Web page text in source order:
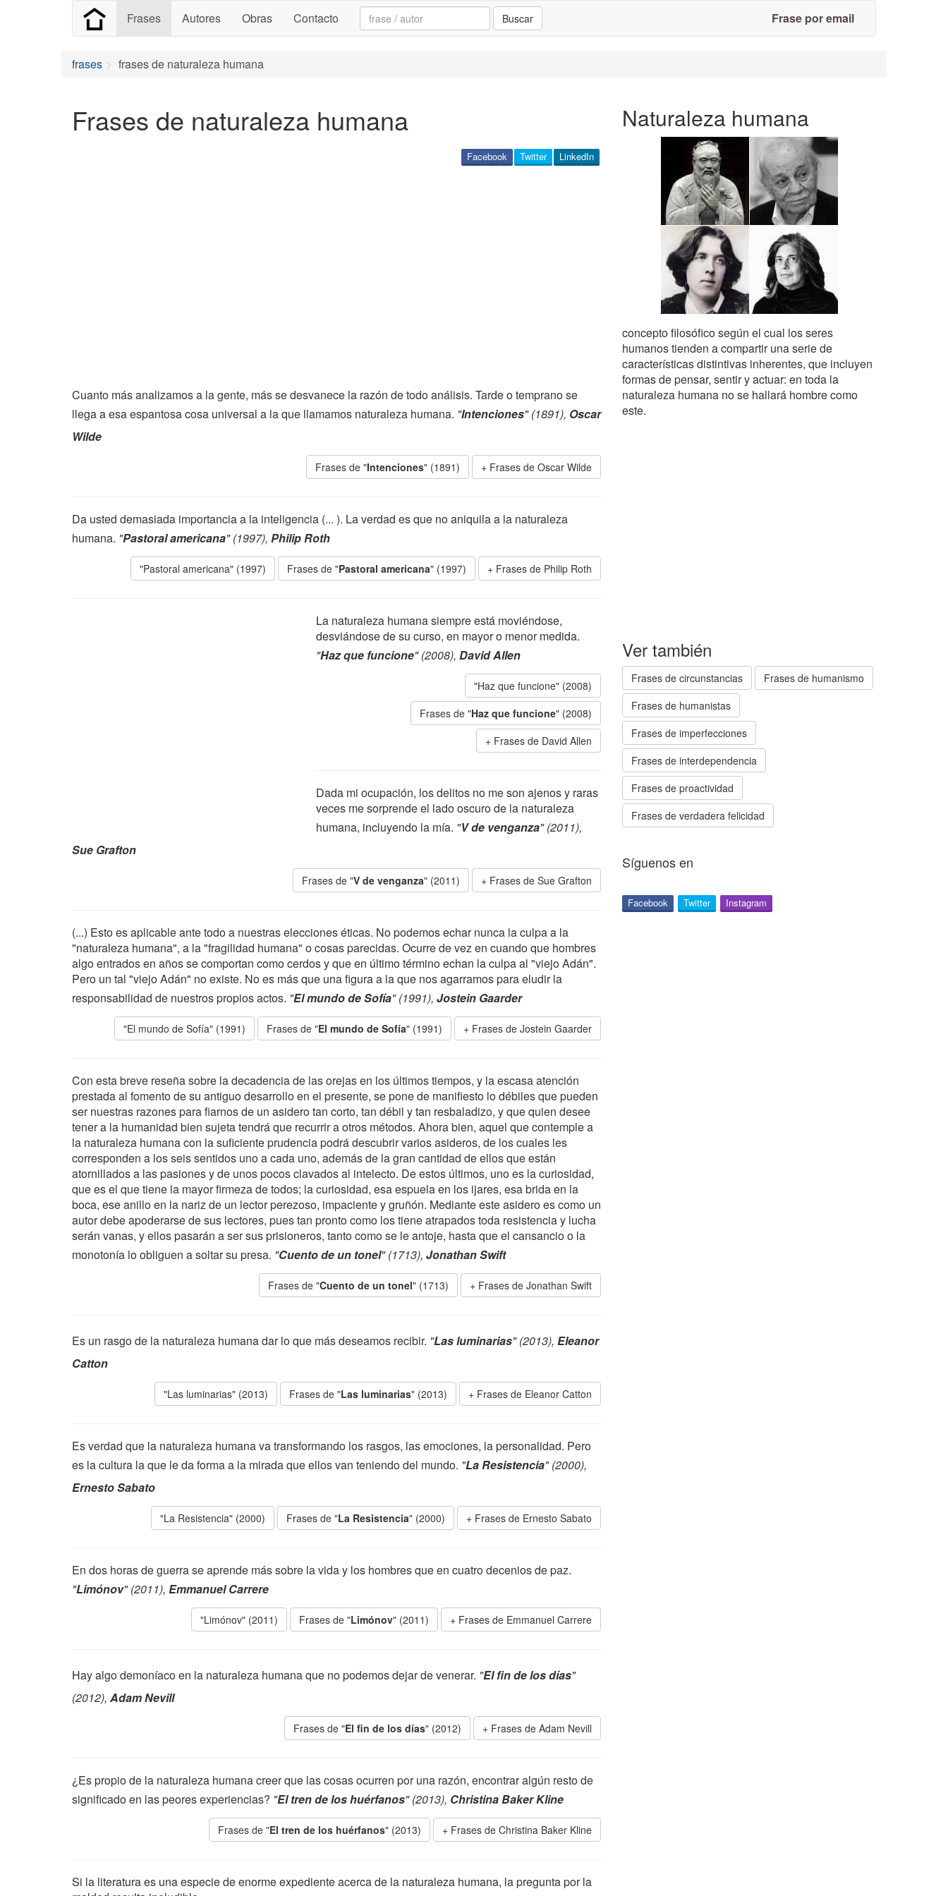
Frases Autores Obras Contacto Search: Buscar Frase por email
frases frases de naturaleza humana
Frases de naturaleza humana
LinkedIn
Twitter
Facebook
Cuanto más analizamos a la gente, más se desvanece la razón de todo análisis. Tarde o temprano se
llega a esa espantosa cosa universal a la que llamamos naturaleza humana. "Intenciones" (1891), Oscar
Wilde
Frases de "Intenciones" (1891) Frases de Oscar Wilde
Da usted demasiada importancia a la inteligencia (... ). La verdad es que no aniquila a la naturaleza
humana. "Pastoral americana" (1997), Philip Roth
"Pastoral americana" (1997) Frases de "Pastoral americana" (1997) Frases de Philip Roth
La naturaleza humana siempre está moviéndose,
desviándose de su curso, en mayor o menor medida.
"Haz que funcione" (2008), David Allen
"Haz que funcione" (2008)
Frases de "Haz que funcione" (2008)
Frases de David Allen
Dada mi ocupación, los delitos no me son ajenos y raras
veces me sorprende el lado oscuro de la naturaleza
humana, incluyendo la mía. "V de venganza" (2011),
Sue Grafton
Frases de "V de venganza" (2011) Frases de Sue Grafton
(...) Esto es aplicable ante todo a nuestras elecciones éticas. No podemos echar nunca la culpa a la
"naturaleza humana", a la "fragilidad humana" o cosas parecidas. Ocurre de vez en cuando que hombres
algo entrados en años se comportan como cerdos y que en último término echan la culpa al "viejo Adán".
Pero un tal "viejo Adán" no existe. No es más que una figura a la que nos agarramos para eludir la
responsabilidad de nuestros propios actos. "El mundo de Sofía" (1991), Jostein Gaarder
"El mundo de Sofía" (1991) Frases de "El mundo de Sofía" (1991) Frases de Jostein Gaarder
Con esta breve reseña sobre la decadencia de las orejas en los últimos tiempos, y la escasa atención
prestada al fomento de su antiguo desarrollo en el presente, se pone de manifiesto lo débiles que pueden
ser nuestras razones para fiarnos de un asidero tan corto, tan débil y tan resbaladizo, y que quien desee
tener a la humanidad bien sujeta tendrá que recurrir a otros métodos. Ahora bien, aquel que contemple a
la naturaleza humana con la suficiente prudencia podrá descubrir varios asideros, de los cuales les
corresponden a los seis sentidos uno a cada uno, además de la gran cantidad de ellos que están
atornillados a las pasiones y de unos pocos clavados al intelecto. De estos últimos, uno es la curiosidad,
que es el que tiene la mayor firmeza de todos; la curiosidad, esa espuela en los ijares, esa brida en la
boca, ese anillo en la nariz de un lector perezoso, impaciente y gruñón. Mediante este asidero es como un
autor debe apoderarse de sus lectores, pues tan pronto como los tiene atrapados toda resistencia y lucha
serán vanas, y ellos pasarán a ser sus prisioneros, tanto como se le antoje, hasta que el cansancio o la
monotonía lo obliguen a soltar su presa. "Cuento de un tonel" (1713), Jonathan Swift
Frases de "Cuento de un tonel" (1713) Frases de Jonathan Swift
Es un rasgo de la naturaleza humana dar lo que más deseamos recibir. "Las luminarias" (2013), Eleanor
Catton
"Las luminarias" (2013) Frases de "Las luminarias" (2013) Frases de Eleanor Catton
Es verdad que la naturaleza humana va transformando los rasgos, las emociones, la personalidad. Pero
es la cultura la que le da forma a la mirada que ellos van teniendo del mundo. "La Resistencia" (2000),
Ernesto Sabato
"La Resistencia" (2000) Frases de "La Resistencia" (2000) Frases de Ernesto Sabato
En dos horas de guerra se aprende más sobre la vida y los hombres que en cuatro decenios de paz.
"Limónov" (2011), Emmanuel Carrere
"Limónov" (2011) Frases de "Limónov" (2011) Frases de Emmanuel Carrere
Hay algo demoníaco en la naturaleza humana que no podemos dejar de venerar. "El fin de los días"
(2012), Adam Nevill
Frases de "El fin de los días" (2012) Frases de Adam Nevill
¿Es propio de la naturaleza humana creer que las cosas ocurren por una razón, encontrar algún resto de
significado en las peores experiencias? "El tren de los huérfanos" (2013), Christina Baker Kline
Frases de "El tren de los huérfanos" (2013) Frases de Christina Baker Kline
Si la literatura es una especie de enorme expediente acerca de la naturaleza humana, la pregunta por la
Naturaleza humana
concepto filosófico según el cual los seres
humanos tienden a compartir una serie de
características distintivas inherentes, que incluyen
formas de pensar, sentir y actuar: en toda la
naturaleza humana no se hallará hombre como
este.
Ver también
Frases de circunstancias
Frases de humanismo
Frases de humanistas
Frases de imperfecciones
Frases de interdependencia
Frases de proactividad
Frases de verdadera felicidad
Síguenos en
Facebook Twitter Instagram